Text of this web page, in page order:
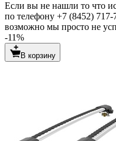
Если вы не нашли то что
по телефону +7 (8452)
возможно мы просто не
-11%
В корзину